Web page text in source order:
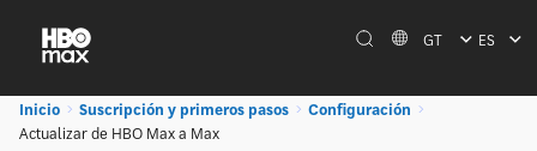
GT ES
Inicio Suscripción y primeros pasos
Configuración
Actualizar de HBO Max a Max